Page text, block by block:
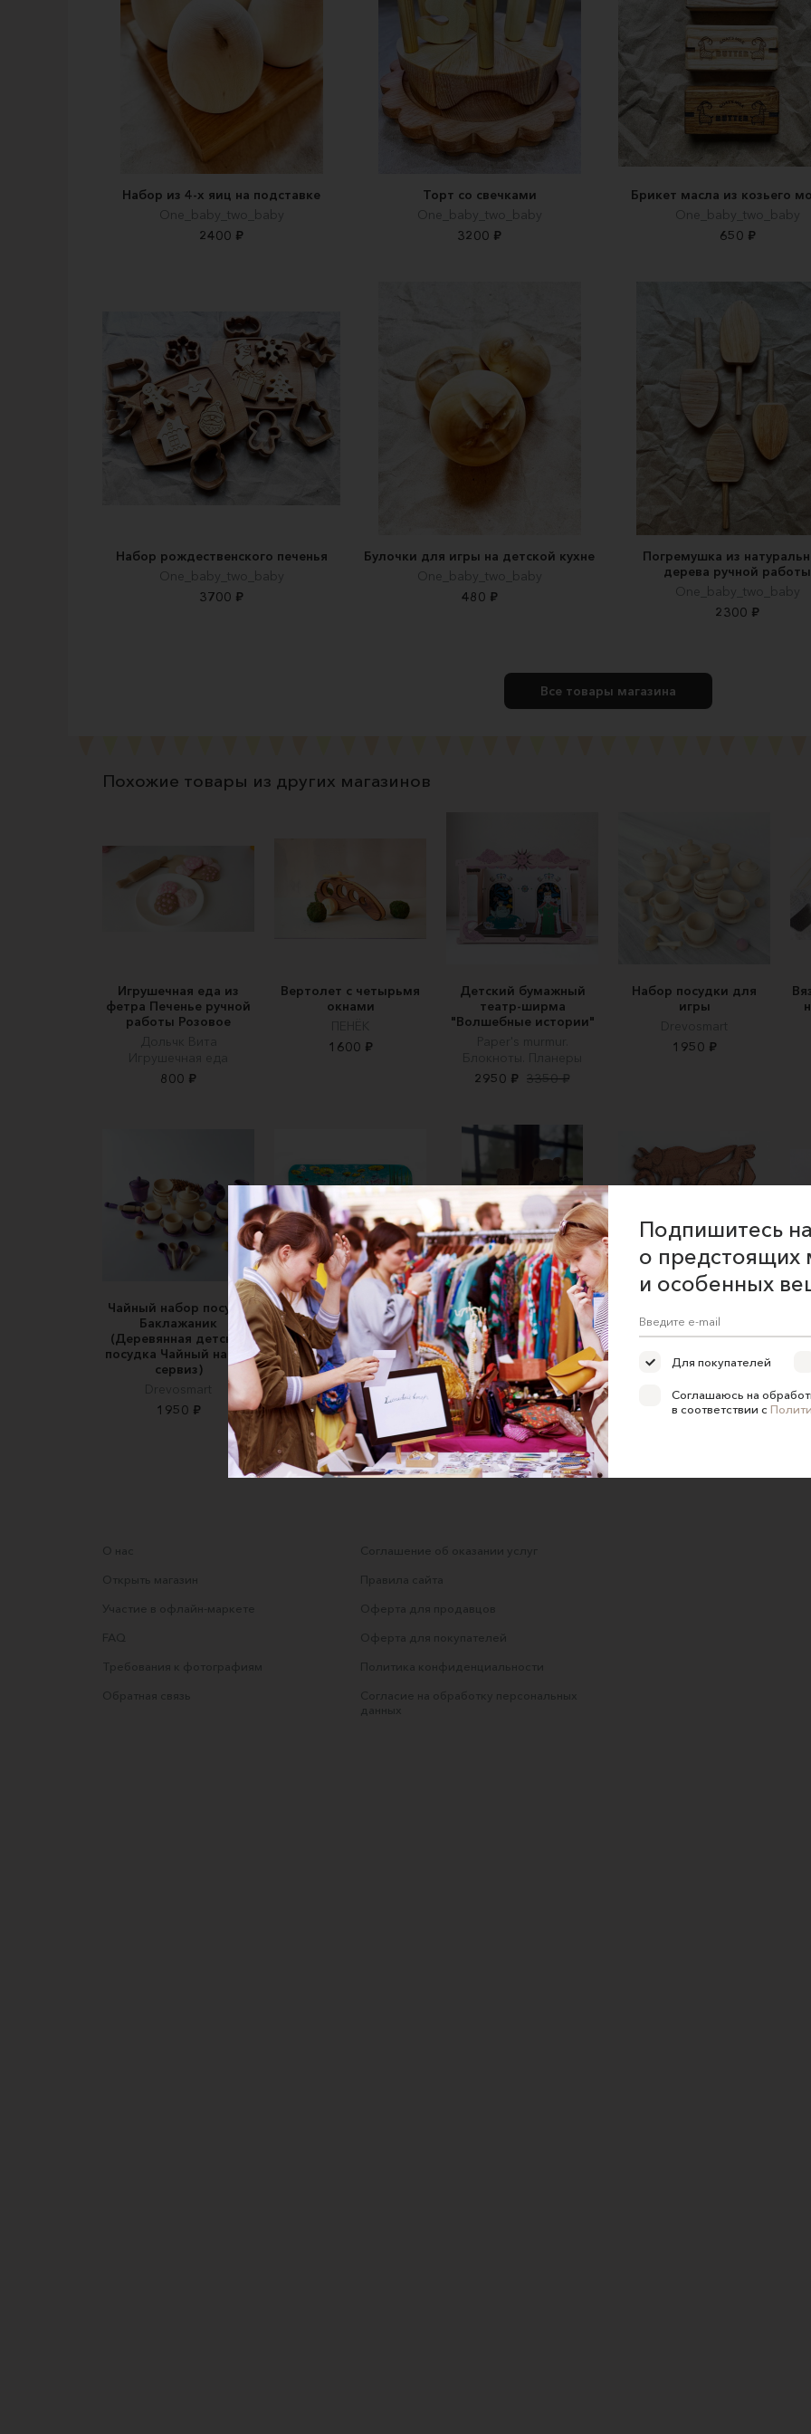
Набор из 4-х яиц на подставке
One_baby_two_baby
2400 ₽
Торт со свечками
One_baby_two_baby
3200 ₽
Брикет масла из козьего
One_baby_two_baby
650 ₽
Набор рождественского печенья
One_baby_two_baby
3700 ₽
Булочки для игры на детской кухне
One_baby_two_baby
480 ₽
Погремушка из
дерева ручной работы
One_baby_two_baby
2300 ₽
Все товары магазина
Похожие товары из других магазинов
Игрушечная еда из
фетра Печенье ручной
работы Розовое
Дольчк Вита
Игрушечная еда
800 ₽
Вертолет с четырьмя
окнами
ПЕНЁК
1600 ₽
Детский бумажный
театр-ширма
"Волшебные истории"
Paper's murmur.
Блокноты. Планеры
2950 ₽ 3350 ₽
Набор посудки для
игры
Drevosmart
1950 ₽
Чайный набор посуды
Баклажаник
(Деревянная детская
посудка Чайный набор
сервиз)
Drevosmart
1950 ₽
Пазл "Озеро/Океан"
двухсторонний
Детские пазлы Heidetik
1800 ₽
Подставка малая
деревянная
ТОЧДРЕВ - Искусство из
дерева
1450 ₽ 1500 ₽
бука ДИНОЗАВРЫ
Мамиму
1990 ₽
О нас
Открыть магазин
Участие в офлайн-маркете
FAQ
Требования к фотографиям
Обратная связь
Соглашение об оказании услуг
Правила сайта
Оферта для продавцов
Оферта для покупателей
Политика конфиденциальности
Согласие на обработку персональных
данных
Подпишитесь
о предстоящих
и особенных
Для покупателей
Соглашаюсь на
в соответствии с